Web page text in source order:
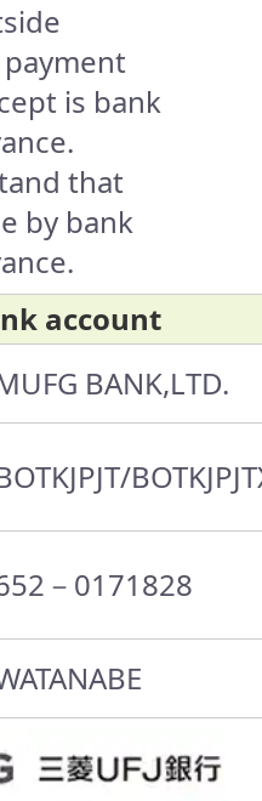
payment
is bank
that
by bank
account
BANK,LTD.
－0171828